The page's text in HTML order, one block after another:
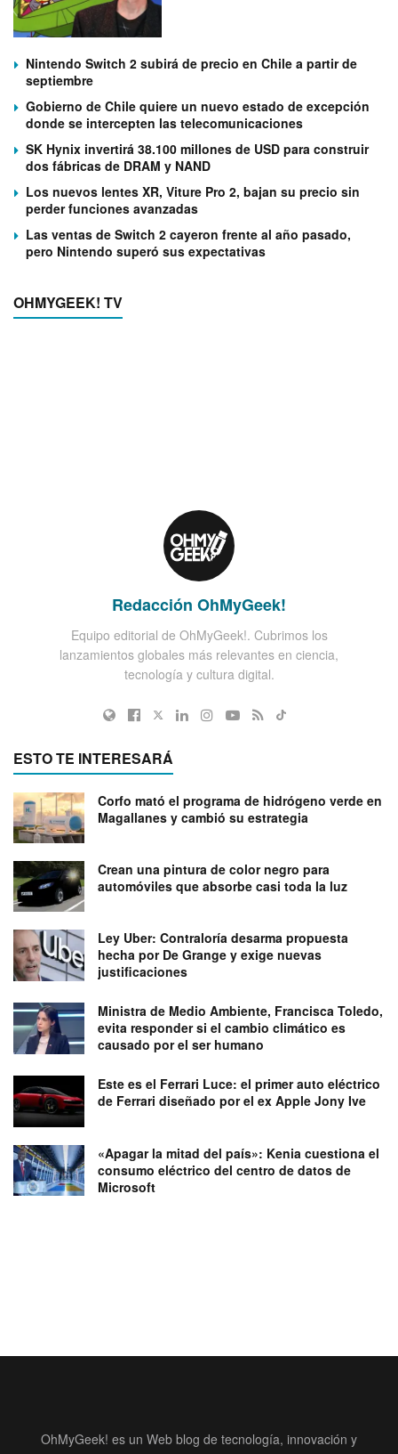
Nintendo Switch 2 subirá de precio en Chile a partir de
septiembre
Gobierno de Chile quiere un nuevo estado de excepción
donde se intercepten las telecomunicaciones
SK Hynix invertirá 38.100 millones de USD para construir
dos fábricas de DRAM y NAND
Los nuevos lentes XR, Viture Pro 2, bajan su precio sin
perder funciones avanzadas
Las ventas de Switch 2 cayeron frente al año pasado,
pero Nintendo superó sus expectativas
OHMYGEEK! TV
Redacción OhMyGeek!
Equipo editorial de OhMyGeek!. Cubrimos los
lanzamientos globales más relevantes en ciencia,
tecnología y cultura digital.
ESTO TE INTERESARÁ
Corfo mató el programa de hidrógeno verde en
Magallanes y cambió su estrategia
Crean una pintura de color negro para
automóviles que absorbe casi toda la luz
Ley Uber: Contraloría desarma propuesta
hecha por De Grange y exige nuevas
justificaciones
Ministra de Medio Ambiente, Francisca Toledo,
evita responder si el cambio climático es
causado por el ser humano
Este es el Ferrari Luce: el primer auto eléctrico
de Ferrari diseñado por el ex Apple Jony Ive
«Apagar la mitad del país»: Kenia cuestiona el
consumo eléctrico del centro de datos de
Microsoft
OhMyGeek! es un Web blog de tecnología, innovación y